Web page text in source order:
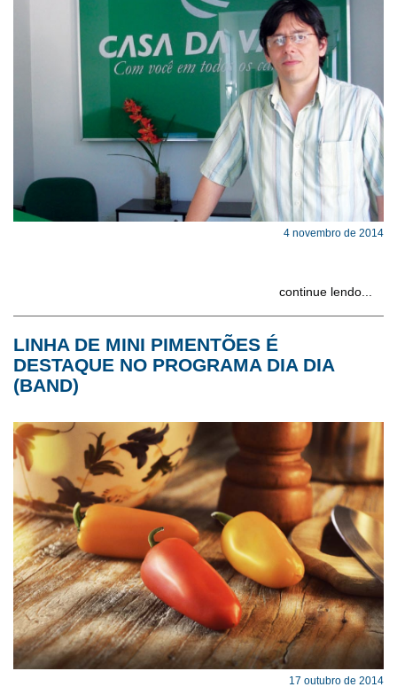
4 novembro de 2014
continue lendo...
LINHA DE MINI PIMENTÕES É
DESTAQUE NO PROGRAMA DIA DIA
(BAND)
17 outubro de 2014